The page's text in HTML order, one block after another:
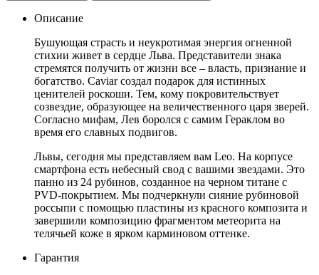
Описание
Бушующая страсть и неукротимая энергия огненной
стихии живет в сердце Льва. Представители знака
стремятся получить от жизни все – власть, признание и
богатство. Caviar создал подарок для истинных
ценителей роскоши. Тем, кому покровительствует
созвездие, образующее на величественного царя зверей.
Согласно мифам, Лев боролся с самим Гераклом во
время его славных подвигов.
Львы, сегодня мы представляем вам Leo. На корпусе
смартфона есть небесный свод с вашими звездами. Это
панно из 24 рубинов, созданное на черном титане с
PVD-покрытием. Мы подчеркнули сияние рубиновой
россыпи с помощью пластины из красного композита и
завершили композицию фрагментом метеорита на
телячьей коже в ярком карминовом оттенке.
Гарантия